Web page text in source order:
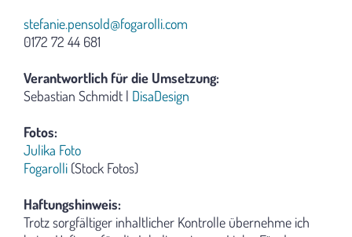
stefanie.pensold@fogarolli.com
0172 72 44 681
Verantwortlich für die Umsetzung:
Sebastian Schmidt | DisaDesign
Fotos:
Julika Foto
Fogarolli (Stock Fotos)
Haftungshinweis:
Trotz sorgfältiger inhaltlicher Kontrolle übernehme ich